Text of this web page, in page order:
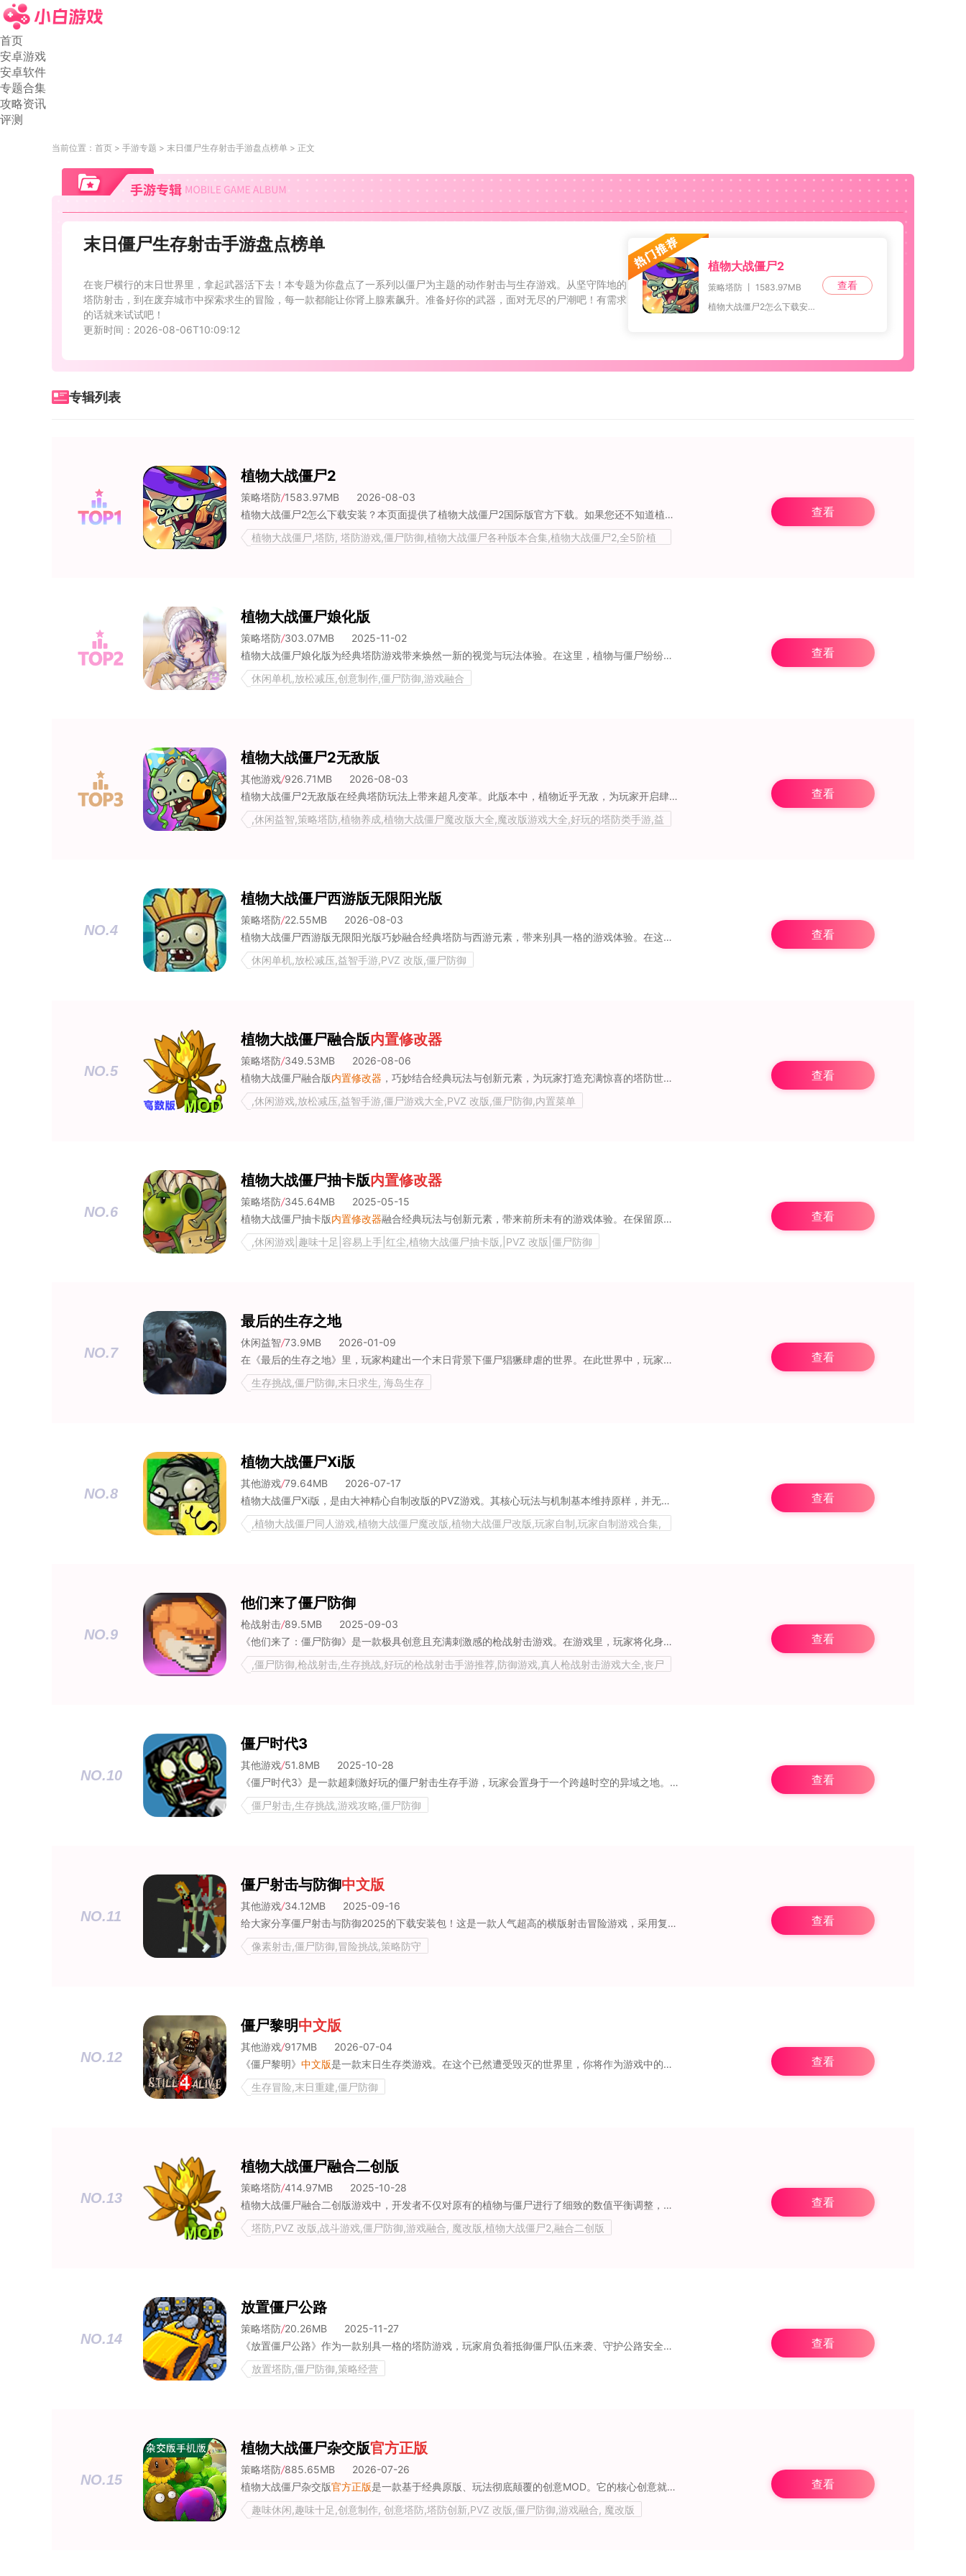
首页
安卓游戏
安卓软件
专题合集
攻略资讯
评测
当前位置： 首页 手游专题 末日僵尸生存射击手游盘点榜单 正文
末日僵尸生存射击手游盘点榜单
在丧尸横行的末日世界里，拿起武器活下去！本专题为你盘点了一系列以僵尸为主题的动作射击与生存游戏。从坚守阵地的
塔防射击，到在废弃城市中探索求生的冒险，每一款都能让你肾上腺素飙升。准备好你的武器，面对无尽的尸潮吧！有需求
的话就来试试吧！
更新时间：2026-08-06T10:09:12
植物大战僵尸2
策略塔防 丨 1583.97MB
植物大战僵尸2怎么下载安装？本页面提供了植物大战僵尸2国际版官方下载。如果您还不知道植物大战僵尸2国际版在哪下载，这是最经典的植物大战僵尸游戏，多种新的植物登场
查看
专辑列表
植物大战僵尸2
策略塔防/1583.97MB
2026-08-03
植物大战僵尸2怎么下载安装？本页面提供了植物大战僵尸2国际版官方下载。如果您还不知道植物大战僵尸2国际版在哪下载，这是最经典的植物大战僵尸游戏，多种新的植物登场
植物大战僵尸,塔防, 塔防游戏,僵尸防御,植物大战僵尸各种版本合集,植物大战僵尸2,全5阶植
查看
植物大战僵尸娘化版
策略塔防/303.07MB
2025-11-02
植物大战僵尸娘化版为经典塔防游戏带来焕然一新的视觉与玩法体验。在这里，植物与僵尸纷纷化身可爱萌娘，演绎别样的战斗故事。植物们以少女形象呈现，豌豆射手化身活力满满
休闲单机,放松减压,创意制作,僵尸防御,游戏融合
查看
植物大战僵尸2无敌版
其他游戏/926.71MB
2026-08-03
植物大战僵尸2无敌版在经典塔防玩法上带来超凡变革。此版本中，植物近乎无敌，为玩家开启肆意对抗僵尸的畅快之旅。游戏延续丰富多样的世界设定，从神秘古埃及到未来都市，
,休闲益智,策略塔防,植物养成,植物大战僵尸魔改版大全,魔改版游戏大全,好玩的塔防类手游,益
查看
NO.4
植物大战僵尸西游版无限阳光版
策略塔防/22.55MB
2026-08-03
植物大战僵尸西游版无限阳光版巧妙融合经典塔防与西游元素，带来别具一格的游戏体验。在这个版本中，无限阳光设定让你摆脱资源束缚，随心所欲地种植各种神奇植物。不仅有大
休闲单机,放松减压,益智手游,PVZ 改版,僵尸防御
查看
NO.5
植物大战僵尸融合版内置修改器
策略塔防/349.53MB
2026-08-06
植物大战僵尸融合版内置修改器 ，巧妙结合经典玩法与创新元素，为玩家打造充满惊喜的塔防世界。该版本不仅有熟悉的植物与僵尸，更融入奇妙融合设定，催生新奇战斗单位。而内
,休闲游戏,放松减压,益智手游,僵尸游戏大全,PVZ 改版,僵尸防御,内置菜单
查看
NO.6
植物大战僵尸抽卡版内置修改器
策略塔防/345.64MB
2025-05-15
植物大战僵尸抽卡版内置修改器融合经典玩法与创新元素，带来前所未有的游戏体验。在保留原版塔防精髓基础上，加入抽卡系统，为获取植物增添惊喜与策略性。
,休闲游戏|趣味十足|容易上手|红尘,植物大战僵尸抽卡版,|PVZ 改版|僵尸防御
查看
NO.7
最后的生存之地
休闲益智/73.9MB
2026-01-09
在《最后的生存之地》里，玩家构建出一个末日背景下僵尸猖獗肆虐的世界。在此世界中，玩家需与队友相互配合，凭借组织能力，抵御丧尸一波又一波的进攻。游戏有着丰富的关卡
生存挑战,僵尸防御,末日求生, 海岛生存
查看
NO.8
植物大战僵尸Xi版
其他游戏/79.64MB
2026-07-17
植物大战僵尸Xi版，是由大神精心自制改版的PVZ游戏。其核心玩法与机制基本维持原样，并无太大改动。此次改版最为关键的更新在于增加了大量关卡，同时对部分植物的攻击
,植物大战僵尸同人游戏,植物大战僵尸魔改版,植物大战僵尸改版,玩家自制,玩家自制游戏合集,
查看
NO.9
他们来了僵尸防御
枪战射击/89.5MB
2025-09-03
《他们来了：僵尸防御》是一款极具创意且充满刺激感的枪战射击游戏。在游戏里，玩家将化身为勇敢的幸存者，置身于僵尸肆虐的世界，努力谋求生存。玩家得搭建起坚固的防御工
,僵尸防御,枪战射击,生存挑战,好玩的枪战射击手游推荐,防御游戏,真人枪战射击游戏大全,丧尸
查看
NO.10
僵尸时代3
其他游戏/51.8MB
2025-10-28
《僵尸时代3》是一款超刺激好玩的僵尸射击生存手游，玩家会置身于一个跨越时空的异域之地。此世界充斥着神秘又危险的元素，每迈出一步，都有可能成为生与死的分界线。在这
僵尸射击,生存挑战,游戏攻略,僵尸防御
查看
NO.11
僵尸射击与防御中文版
其他游戏/34.12MB
2025-09-16
给大家分享僵尸射击与防御2025的下载安装包！这是一款人气超高的横版射击冒险游戏，采用复古像素画风，其中僵尸射击保卫战的可玩性爆表。在游戏里，你要清理那些阻挡你
像素射击,僵尸防御,冒险挑战,策略防守
查看
NO.12
僵尸黎明中文版
其他游戏/917MB
2026-07-04
《僵尸黎明》 中文版是一款末日生存类游戏。在这个已然遭受毁灭的世界里，你将作为游戏中的幸存者，肩负起重建文明的重任。玩家在游戏中首要任务便是存活下来，而这就需要在
生存冒险,末日重建,僵尸防御
查看
NO.13
植物大战僵尸融合二创版
策略塔防/414.97MB
2025-10-28
植物大战僵尸融合二创版游戏中，开发者不仅对原有的植物与僵尸进行了细致的数值平衡调整，还在视觉与音效方面进行了全面升级。游戏的画面细节更加丰富，无论是阳光洒落的庭
塔防,PVZ 改版,战斗游戏,僵尸防御,游戏融合, 魔改版,植物大战僵尸2,融合二创版
查看
NO.14
放置僵尸公路
策略塔防/20.26MB
2025-11-27
《放置僵尸公路》作为一款别具一格的塔防游戏，玩家肩负着抵御僵尸队伍来袭、守护公路安全的重任。在游戏过程中，玩家能够布置诸如防御塔、炮台之类的防御设施，并且还得借
放置塔防,僵尸防御,策略经营
查看
NO.15
植物大战僵尸杂交版官方正版
策略塔防/885.65MB
2026-07-26
植物大战僵尸杂交版官方正版是一款基于经典原版、玩法彻底颠覆的创意MOD。它的核心创意就两个字——“杂交”，把原作
趣味休闲,趣味十足,创意制作, 创意塔防,塔防创新,PVZ 改版,僵尸防御,游戏融合, 魔改版
查看